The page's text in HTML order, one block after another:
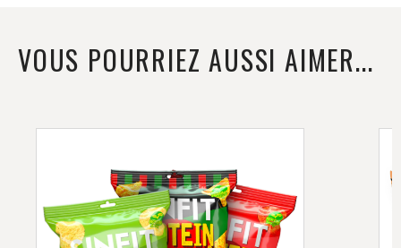
VOUS POURRIEZ AUSSI AIMER...